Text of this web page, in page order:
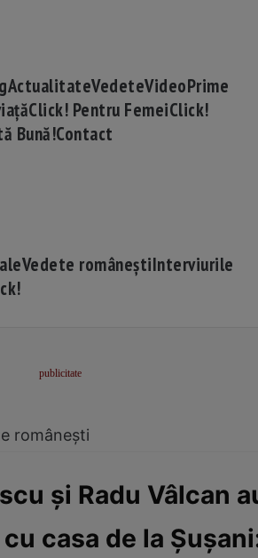
ActualitateVedeteVideoPrime
Click! Pentru FemeiClick!
Bună!Contact
Vedete româneștiInterviurile
românești
și Radu Vâlcan
casa de la